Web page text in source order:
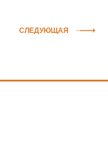
СЛЕДУЮЩАЯ